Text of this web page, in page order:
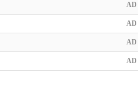
AD
AD
AD
AD